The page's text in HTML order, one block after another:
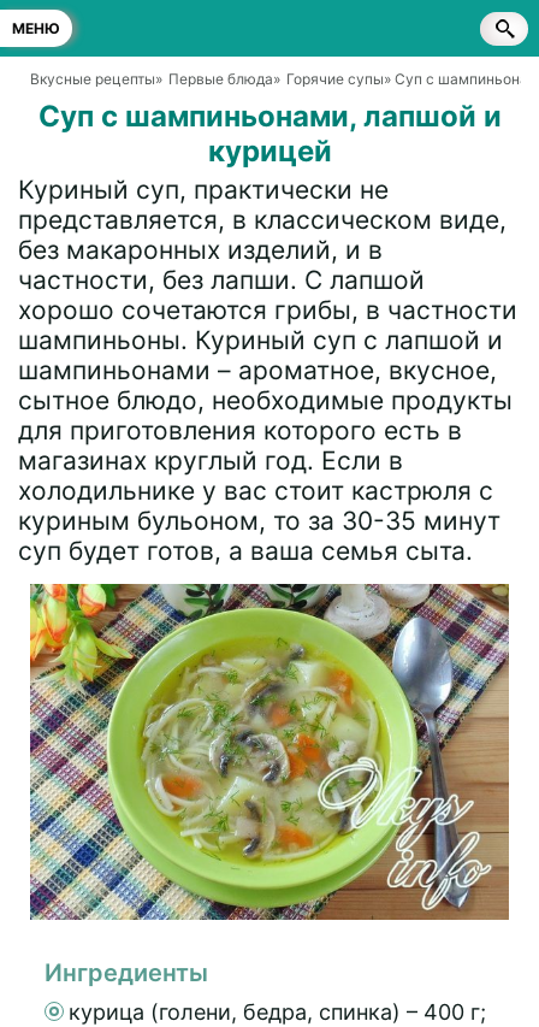
МЕНЮ
Вкусные рецепты» Первые блюда» Горячие супы» Суп с
Суп с шампиньонами, лапшой и
курицей
Куриный суп, практически не
представляется, в классическом виде,
без макаронных изделий, и в
частности, без лапши. С лапшой
хорошо сочетаются грибы, в частности
шампиньоны. Куриный суп с лапшой и
шампиньонами – ароматное, вкусное,
сытное блюдо, необходимые продукты
для приготовления которого есть в
магазинах круглый год. Если в
холодильнике у вас стоит кастрюля с
куриным бульоном, то за 30-35 минут
суп будет готов, а ваша семья сыта.
Ингредиенты
курица (голени, бедра, спинка) – 400 г;